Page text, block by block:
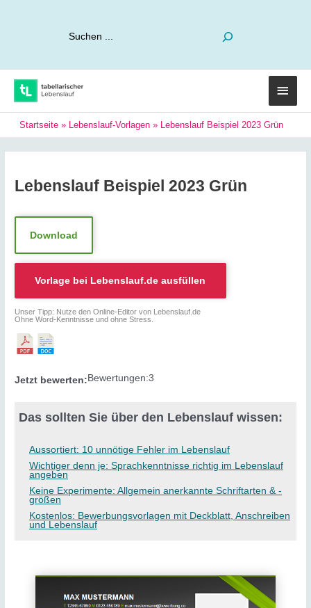
Startseite » Lebenslauf-Vorlagen » Lebenslauf Beispiel 2023 Grün
Lebenslauf Beispiel 2023 Grün
Download
Vorlage bei Lebenslauf.de ausfüllen
Unser Tipp: Nutze den Online-Editor von Lebenslauf.de
Ohne Word-Kenntnisse und ohne Stress.
Jetzt bewerten: Bewertungen:3
Das sollten Sie über den Lebenslauf wissen:
Aussortiert: 10 unnötige Fehler im Lebenslauf
Wichtiger denn je: Sprachkenntnisse richtig im Lebenslauf
angeben
Keine Experimente: Allgemein anerkannte Schriftarten & -
größen
Kostenlos: Bewerbungsvorlagen mit Deckblatt, Anschreiben
und Lebenslauf